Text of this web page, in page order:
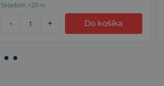
Skladom >20 m
- + Do košíka